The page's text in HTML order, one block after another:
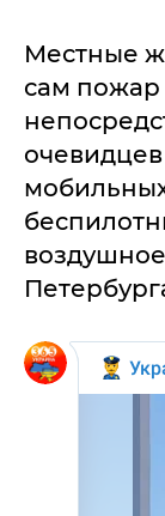
Местные
сам пожар